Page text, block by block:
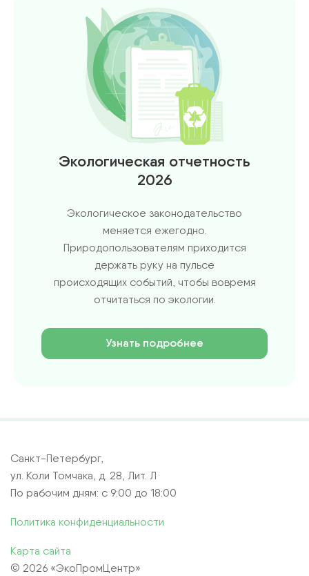
Экологическая отчетность
2026
Экологическое законодательство
меняется ежегодно.
Природопользователям приходится
держать руку на пульсе
происходящих событий, чтобы вовремя
отчитаться по экологии.
Узнать подробнее
Санкт-Петербург,
ул. Коли Томчака, д. 28, Лит. Л
По рабочим дням: с 9:00 до 18:00
Политика конфиденциальности
Карта сайта
© 2026 «ЭкоПромЦентр»